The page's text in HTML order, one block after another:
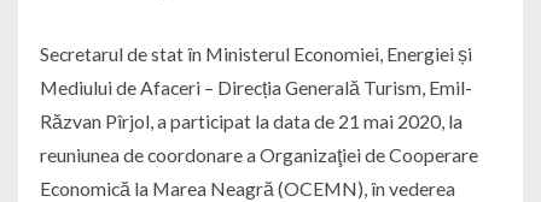
Secretarul de stat în Ministerul Economiei, Energiei și
Mediului de Afaceri – Direcția Generală Turism, Emil-
Răzvan Pîrjol, a participat la data de 21 mai 2020, la
reuniunea de coordonare a Organizaţiei de Cooperare
Economică la Marea Neagră (OCEMN), în vederea